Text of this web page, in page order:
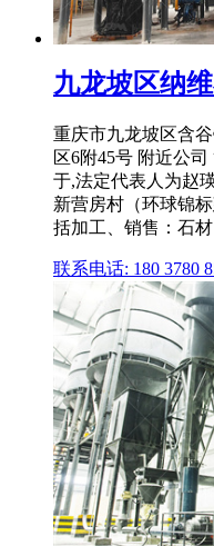
九龙坡区纳
重庆市九龙坡区含
区6附45号 附近公
于,法定代表人为赵
新营房村（环球锦
括加工、销售：石
联系电话: 180 3780